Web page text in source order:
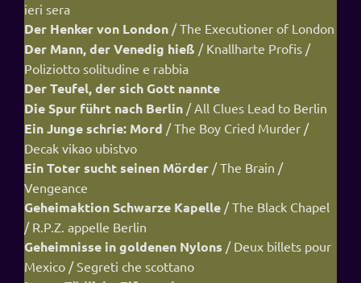
ieri sera
Der Henker von London/ The Executioner of London
Der Mann, der Venedig hieß / Knallharte Profis /
Poliziotto solitudine e rabbia
Der Teufel, der sich Gott nannte
Die Spur führt nach Berlin/ All Clues Lead to Berlin
Ein Junge schrie: Mord / The Boy Cried Murder /
Decak vikao ubistvo
Ein Toter sucht seinen Mörder/ The Brain /
Vengeance
Geheimaktion Schwarze Kapelle/ The Black Chapel
/ R.P.Z. appelle Berlin
Geheimnisse in goldenen Nylons / Deux billets pour
Mexico / Segreti che scottano